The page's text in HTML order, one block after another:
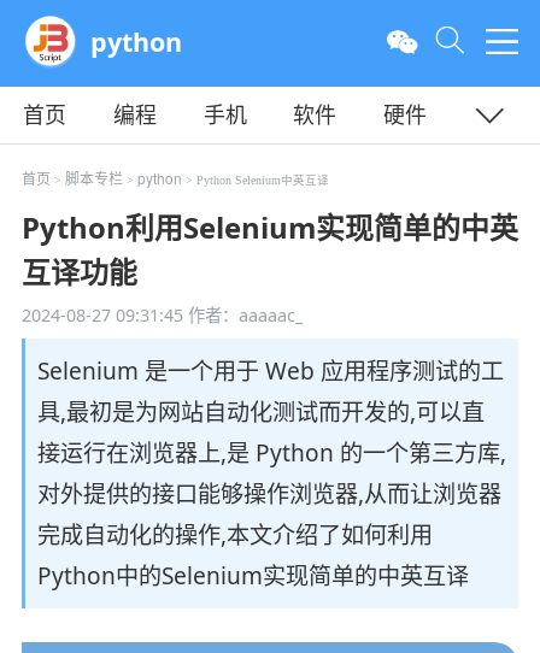
python
首页 编程 手机 软件
硬件
教程
平面 服务器
首页 > 脚本专栏> python > Python Selenium中英互译
Python利用Selenium实现简单的中英
互译功能
2024-08-27 09:31:45作者：aaaaac_
Selenium 是一个用于 Web 应用程序测试的工
具,最初是为网站自动化测试而开发的,可以直
接运行在浏览器上,是 Python 的一个第三方库,
对外提供的接口能够操作浏览器,从而让浏览器
完成自动化的操作,本文介绍了如何利用
Python中的Selenium实现简单的中英互译